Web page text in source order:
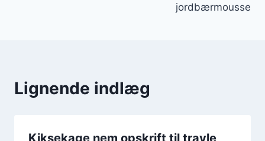
jordbærmousse
Lignende indlæg
Kiksekage nem opskrift til travle